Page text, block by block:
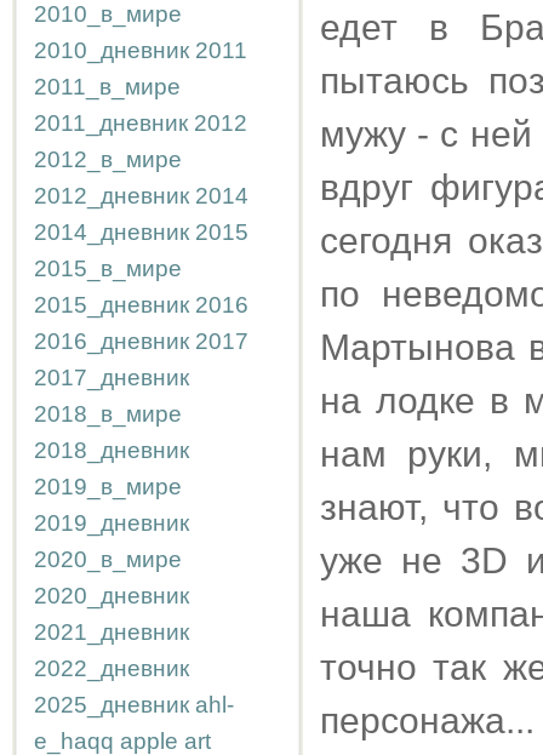
2010_в_мире
2010_дневник 2011
2011_в_мире
2011_дневник 2012
2012_в_мире
2012_дневник 2014
2014_дневник 2015
2015_в_мире
2015_дневник 2016
2016_дневник 2017
2017_дневник
2018_в_мире
2018_дневник
2019_в_мире
2019_дневник
2020_в_мире
2020_дневник
2021_дневник
2022_дневник
2025_дневник ahl-
e_haqq apple art
едет в
пытаюсь
мужу - с
вдруг
сегодня
по
Мартынова
на лодке в
нам руки,
знают, что
уже не 3D
наша
точно так
персонажа...